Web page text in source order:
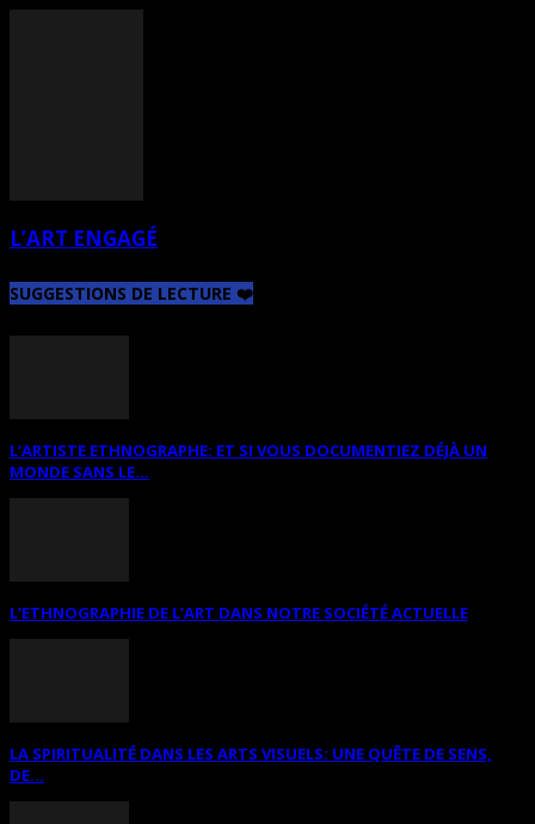
L’ART ENGAGÉ
SUGGESTIONS DE LECTURE ❤️
L’ARTISTE ETHNOGRAPHE: ET SI VOUS DOCUMENTIEZ DÉJÀ UN
MONDE SANS LE...
L’ETHNOGRAPHIE DE L’ART DANS NOTRE SOCIÉTÉ ACTUELLE
LA SPIRITUALITÉ DANS LES ARTS VISUELS: UNE QUÊTE DE SENS,
DE...